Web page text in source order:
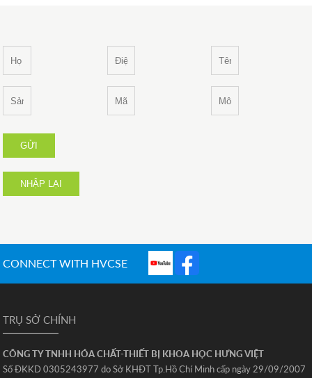
GỬI
NHẬP LẠI
CONNECT WITH HVCSE
TRỤ SỞ CHÍNH
CÔNG TY TNHH HÓA CHẤT-THIẾT BỊ KHOA HỌC HƯNG VIỆT
Số ĐKKD 0305243977 do Sở KHĐT Tp.Hồ Chí Minh cấp ngày 29/09/2007